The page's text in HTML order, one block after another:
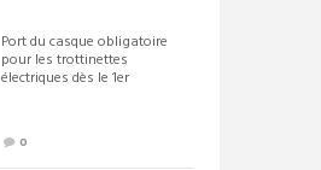
Port du casque obligatoire
pour les trottinettes
électriques dès le 1er
0